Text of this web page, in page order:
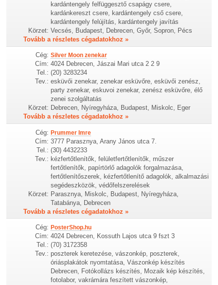
kardántengely felfüggesztő csapágy csere,
kardánkereszt csere, kardántengely cső csere,
kardántengely felújítás, kardántengely javítás
Körzet: Vecsés, Budapest, Debrecen, Győr, Sopron, Pécs
Tovább a részletes cégadatokhoz »
Cég: Silver Moon zenekar
Cím: 4024 Debrecen, Jászai Mari utca 2 2 9
Tel.: (20) 3283234
Tev.: esküvői zenekar, zenekar esküvőre, esküvői zenész,
party zenekar, eskuvoi zenekar, zenész esküvőre, élő
zenei szolgáltatás
Körzet: Debrecen, Nyíregyháza, Budapest, Miskolc, Eger
Tovább a részletes cégadatokhoz »
Cég: Prummer Imre
Cím: 3777 Parasznya, Arany János utca 7.
Tel.: (30) 4432233
Tev.: kézfertőtlenítők, felületfertőtlenítők, műszer
fertőtlenítők, papírtörlő adagolók forgalmazása,
fertőtlenítőszerek, kézfertőtlenítő adagolók, alkalmazási
segédeszközök, védőfelszerelések
Körzet: Parasznya, Miskolc, Budapest, Nyíregyháza,
Tatabánya, Debrecen
Tovább a részletes cégadatokhoz »
Cég: PosterShop.hu
Cím: 4024 Debrecen, Kossuth Lajos utca 9 fszt 3
Tel.: (70) 3172358
Tev.: poszterek keretezése, vászonkép, poszterek,
óriásplakátok nyomtatása, Vászonkép készítés
Debrecen, Fotókollázs készítés, Mozaik kép készítés,
fotolabor, vakrámára feszített vászonkép,